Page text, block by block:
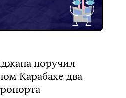
поручил
Карабахе два